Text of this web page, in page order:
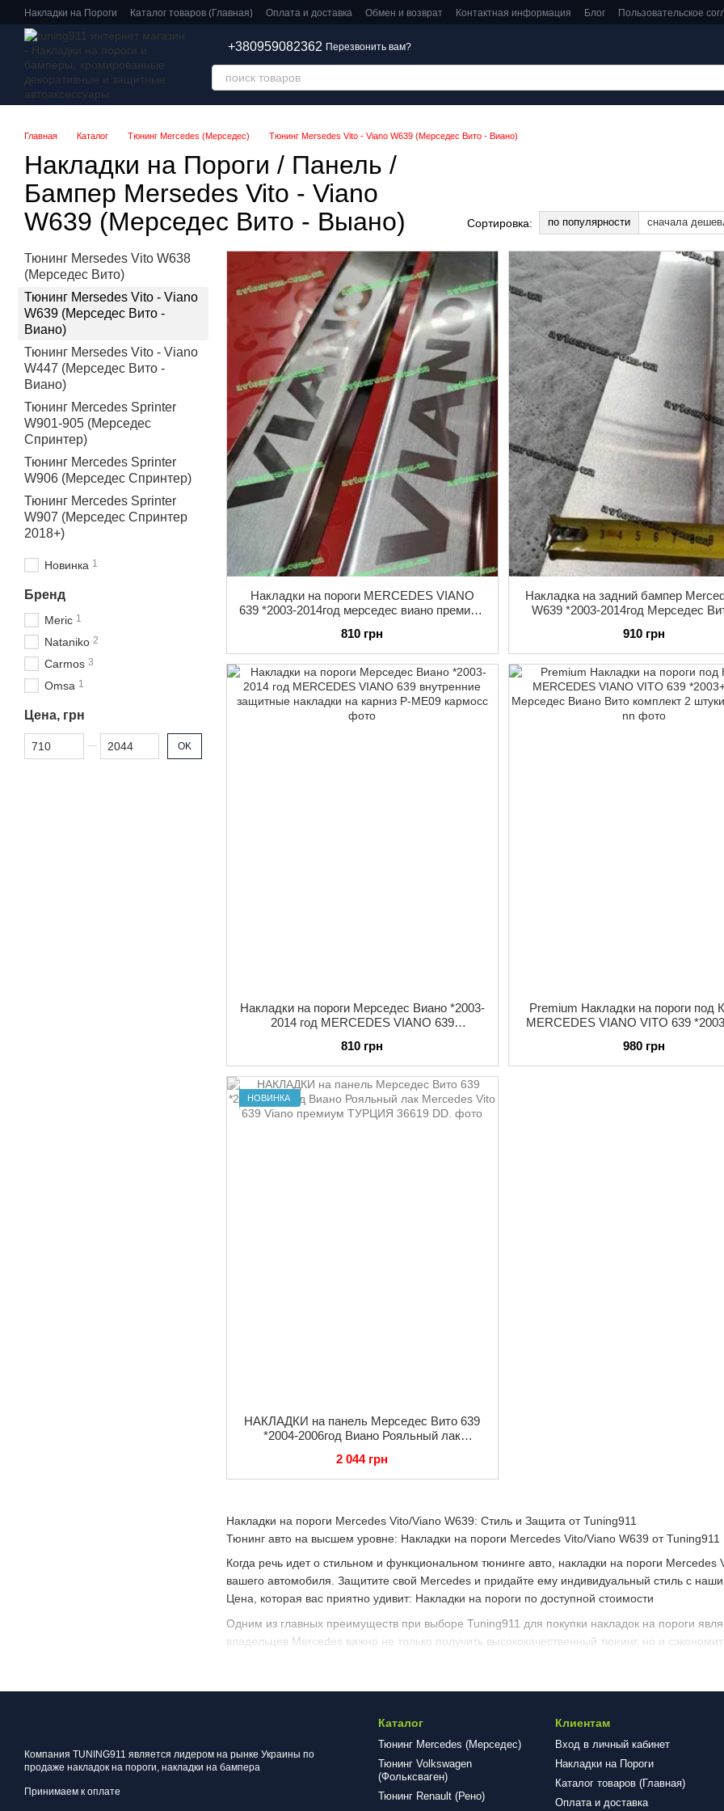
Перейти к основному контенту
Накладки на Пороги Каталог товаров (Главная) Оплата и доставка Обмен и возврат Контактная информация Блог Пользовательское
+380959082362 Перезвонить вам?
Главная Каталог Тюнинг Mercedes (Мерседес) Тюнинг Mersedes Vito - Viano W639 (Мерседес Вито - Виано)
Накладки на Пороги / Панель /
Бампер Mersedes Vito - Viano
W639 (Мерседес Вито - Выано)
Сортировка: по популярности сначала
Накладки на пороги Mercedes Vito/Viano W639: Стиль и Защита от Tuning911
Тюнинг авто на высшем уровне: Накладки на пороги Mercedes Vito/Viano W639 от Tuning911
Когда речь идет о стильном и функциональном тюнинге авто, накладки на пороги
вашего автомобиля. Защитите свой Mercedes и придайте ему индивидуальный стиль с
Цена, которая вас приятно удивит: Накладки на пороги по доступной стоимости
Одним из главных преимуществ при выборе Tuning911 для покупки накладок на пороги
владельцев Mercedes важно не только получить высококачественный тюнинг, но и
перепадов дорожного покрытия.
Стильный внешний вид: Накладки не только функциональные, но и стильные. Они
Легкость установки: Накладки легко устанавливаются и не требуют специальных
Как купить накладки на пороги Mercedes Vito/Viano W639: Просто и Удобно
Накладки на пороги MERCEDES VIANO
639 *2003-2014год мерседес виано премиум
810 грн
Накладка на задний бампер
W639 *2003-2014год Мерседес
910 грн
Накладки на пороги Мерседес Виано *2003-
2014 год MERCEDES VIANO 639
810 грн
Premium Накладки на пороги под
MERCEDES VIANO VITO 639
980 грн
НОВИНКА
НАКЛАДКИ на панель Мерседес Вито 639
*2004-2006год Виано Рояльный лак
2 044 грн
Тюнинг Mersedes Vito W638
(Мерседес Вито)
Тюнинг Mersedes Vito - Viano
W639 (Мерседес Вито -
Виано)
Тюнинг Mersedes Vito - Viano
W447 (Мерседес Вито -
Виано)
Тюнинг Mercedes Sprinter
W901-905 (Мерседес
Спринтер)
Тюнинг Mercedes Sprinter
W906 (Мерседес Спринтер)
Тюнинг Mercedes Sprinter
W907 (Мерседес Спринтер
2018+)
Новинка 1
Бренд
Meric 1
Nataniko 2
Carmos 3
Omsa 1
Цена, грн
От Цена, грн
До Цена, грн OK
Компания TUNING911 является лидером на рынке Украины по
продаже накладок на пороги, накладки на бампера
Принимаем к оплате
Каталог
Тюнинг Mercedes (Мерседес)
Тюнинг Volkswagen
(Фольксваген)
Тюнинг Renault (Рено)
Клиентам
Вход в личный кабинет
Накладки на Пороги
Каталог товаров (Главная)
Оплата и доставка